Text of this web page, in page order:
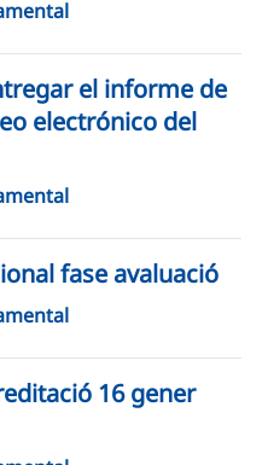
el informe de
electrónico del
fase avaluació
16 gener